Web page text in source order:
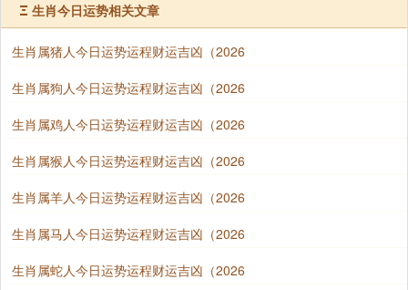
Ξ 生肖今日运势相关文章
生肖属猪人今日运势运程财运吉凶（2026
生肖属狗人今日运势运程财运吉凶（2026
生肖属鸡人今日运势运程财运吉凶（2026
生肖属猴人今日运势运程财运吉凶（2026
生肖属羊人今日运势运程财运吉凶（2026
生肖属马人今日运势运程财运吉凶（2026
生肖属蛇人今日运势运程财运吉凶（2026